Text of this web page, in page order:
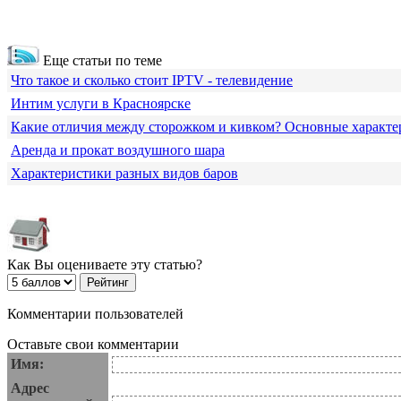
Еще статьи по теме
Что такое и сколько стоит IPTV - телевидение
Интим услуги в Красноярске
Какие отличия между сторожком и кивком? Основные
Аренда и прокат воздушного шара
Характеристики разных видов баров
Как Вы оцениваете эту статью?
Комментарии пользователей
Оставьте свои комментарии
Имя:
Адрес